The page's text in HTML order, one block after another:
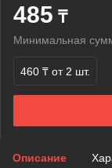
485 ₸
Минимальная
460 ₸ от 2 шт.
Описание